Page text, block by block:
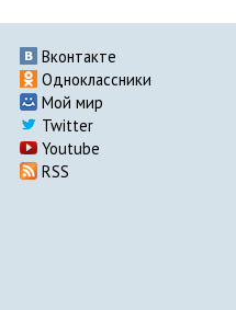
Вконтакте
Одноклассники
Мой мир
Twitter
Youtube
RSS